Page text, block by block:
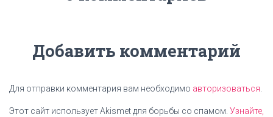
Добавить комментарий
Для отправки комментария вам необходимо авторизоваться
Этот сайт использует Akismet для борьбы со спамом. Узнайте,